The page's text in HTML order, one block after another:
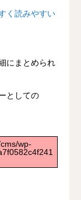
く読みやすい
にまとめられ
としての
wp-